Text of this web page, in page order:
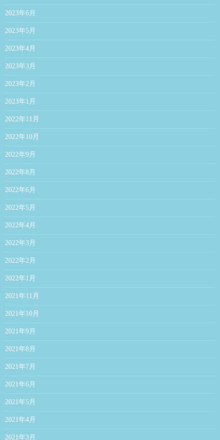
2023年6月
2023年5月
2023年4月
2023年3月
2023年2月
2023年1月
2022年11月
2022年10月
2022年9月
2022年8月
2022年6月
2022年5月
2022年4月
2022年3月
2022年2月
2022年1月
2021年11月
2021年10月
2021年9月
2021年8月
2021年7月
2021年6月
2021年5月
2021年4月
2021年3月